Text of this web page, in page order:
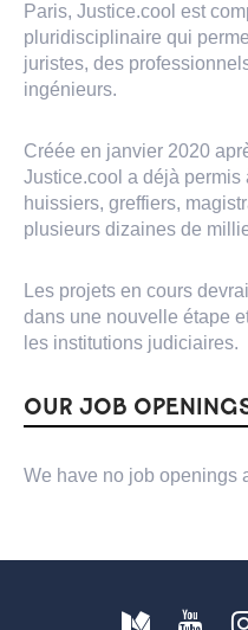
Paris, Justice.cool est
pluridisciplinaire qui
juristes, des
ingénieurs.
Créée en janvier 2020
Justice.cool a déjà permis
huissiers, greffiers,
plusieurs dizaines de
Les projets en cours
dans une nouvelle étape
les institutions judiciaires.
OUR JOB
We have no job openings